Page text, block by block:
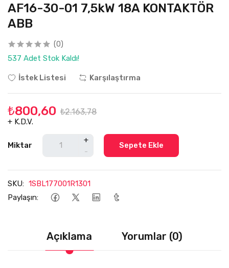
AF16-30-01 7,5kW 18A KONTAKTÖR
ABB
(0)
537 Adet Stok Kaldı!
İstek Listesi Karşılaştırma
₺800,60 ₺2.163,78
+ K.D.V.
Miktar
+
-
Sepete Ekle
SKU: 1SBL177001R1301
Paylaşın:
Açıklama Yorumlar (0)